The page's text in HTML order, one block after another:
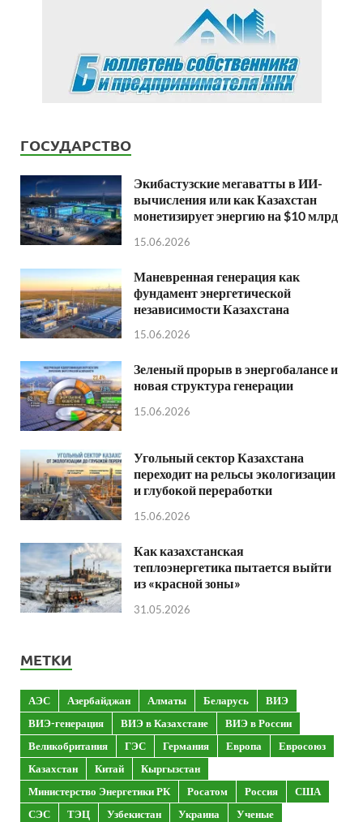
ГОСУДАРСТВО
Экибастузские мегаватты в ИИ-
вычисления или как Казахстан
монетизирует энергию на $10 млрд
15.06.2026
Маневренная генерация как
фундамент энергетической
независимости Казахстана
15.06.2026
Зеленый прорыв в энергобалансе и
новая структура генерации
15.06.2026
Угольный сектор Казахстана
переходит на рельсы экологизации
и глубокой переработки
15.06.2026
Как казахстанская
теплоэнергетика пытается выйти
из «красной зоны»
31.05.2026
МЕТКИ
АЭС Азербайджан Алматы Беларусь
ВИЭ
ВИЭ-генерация
ВИЭ в Казахстане
ВИЭ в России
Великобритания
ГЭС Германия Европа
Евросоюз
Казахстан
Китай
Кыргызстан
Министерство Энергетики РК
Росатом Россия
США
СЭС
ТЭЦ Узбекистан Украина
Ученые